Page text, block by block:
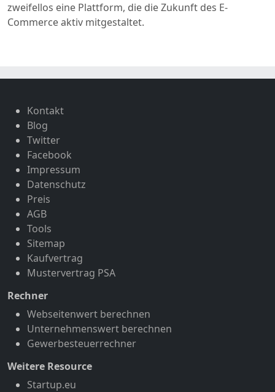
zweifellos eine Plattform, die die Zukunft des E-
Commerce aktiv mitgestaltet.
Kontakt
Blog
Twitter
Facebook
Impressum
Datenschutz
Preis
AGB
Tools
Sitemap
Kaufvertrag
Mustervertrag PSA
Rechner
Webseitenwert berechnen
Unternehmenswert berechnen
Gewerbesteuerrechner
Weitere Resource
Startup.eu